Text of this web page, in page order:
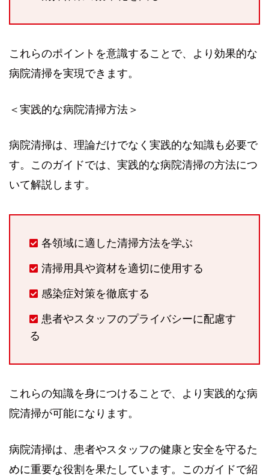
これらのポイントを意識することで、より効果的な
病院清掃を実現できます。
＜実践的な病院清掃方法＞
病院清掃は、理論だけでなく実践的な知識も必要で
す。このガイドでは、実践的な病院清掃の方法につ
いて解説します。
各領域に適した清掃方法を学ぶ
清掃用具や資材を適切に使用する
感染症対策を徹底する
患者やスタッフのプライバシーに配慮す
る
これらの知識を身につけることで、より実践的な病
院清掃が可能になります。
病院清掃は、患者やスタッフの健康と安全を守るた
めに重要な役割を果たしています。このガイドで紹